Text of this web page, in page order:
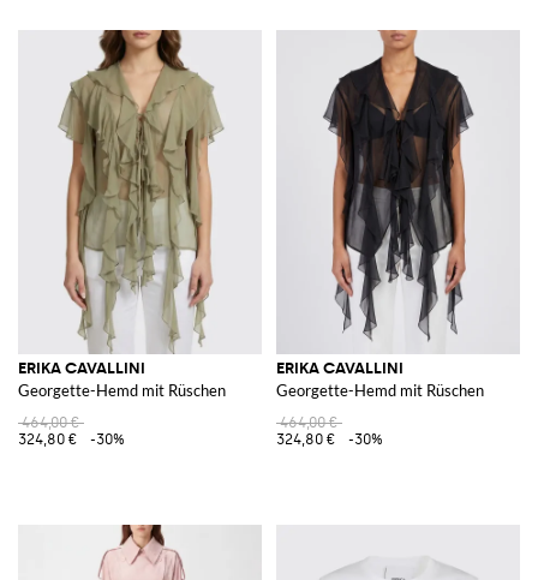
ERIKA CAVALLINI
Georgette-Hemd mit Rüschen
464,00 €
324,80 €
-30%
ERIKA CAVALLINI
Georgette-Hemd mit Rüschen
464,00 €
324,80 €
-30%